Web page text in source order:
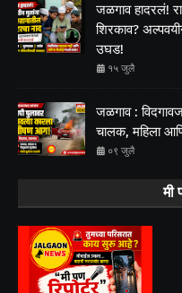
जळगाव हादरलं!
शिरकाव?
उघड!
१५ जुलै
जळगाव :
चालक, महिला
०९ जुलै
मी